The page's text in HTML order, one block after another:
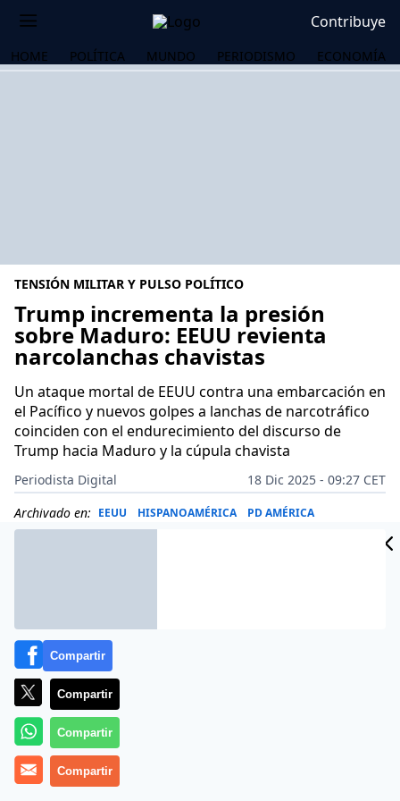
Contribuye
HOME POLÍTICA MUNDO PERIODISMO ECONOMÍA
TENSIÓN MILITAR Y PULSO POLÍTICO
Trump incrementa la presión
sobre Maduro: EEUU revienta
narcolanchas chavistas
Un ataque mortal de EEUU contra una embarcación en
el Pacífico y nuevos golpes a lanchas de narcotráfico
coinciden con el endurecimiento del discurso de
Trump hacia Maduro y la cúpula chavista
Periodista Digital
18 Dic 2025 - 09:27 CET
Archivado en: EEUU HISPANOAMÉRICA PD AMÉRICA
Compartir
Compartir
Compartir
Compartir